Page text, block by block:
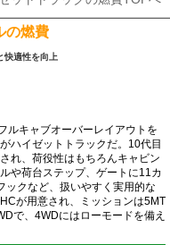
の燃費
快適性を向上
ルキャブオーバーレイアウトを
ハイゼットトラックだ。10代目
れ、荷役性はもちろんキャビン
や荷台ステップ、ゲートに11カ
ックなど、扱いやすく実用的な
が用意され、ミッションは5MT
で、4WDにはローモードを備え